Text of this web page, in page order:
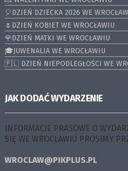
🎈DZIEŃ DZIECKA 2026 WE
🌷DZIEŃ KOBIET WE WROCŁAWIU
🌹DZIEŃ MATKI WE WROCŁAWIU
🎓JUWENALIA WE WROCŁAWIU
🇵🇱 DZIEŃ NIEPODLEGŁOŚCI WE
JAK DODAĆ WYDARZENIE
INFORMACJE PRASOWE O
SIĘ WE WROCŁAWIU PROSIMY
WROCLAW@PIKPLUS.PL